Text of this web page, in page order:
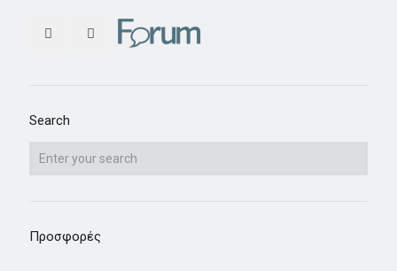
Search
Προσφορές